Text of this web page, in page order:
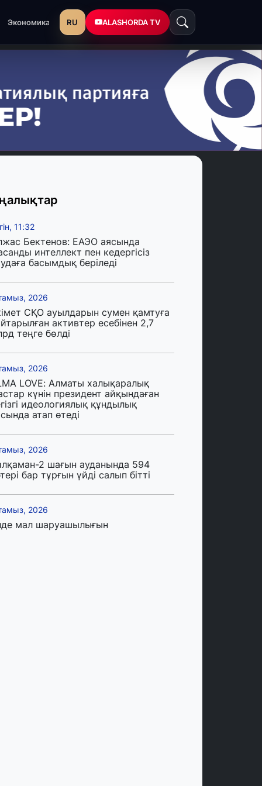
Экономика RU ALASHORDA TV
11:32
Бектенов: ЕАЭО аясында
интеллект пен кедергісіз
басымдық беріледі
2026
СҚО ауылдарын сумен қамтуға
активтер есебінен 2,7
теңге бөлді
2026
LOVE: Алматы халықаралық
күнін президент айқындаған
идеологиялық құндылық
атап өтеді
2026
2 шағын ауданында 594
бар тұрғын үйді салып бітті
2026
мал шаруашылығын